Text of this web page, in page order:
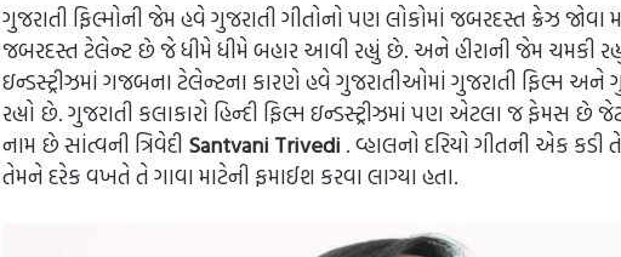
ગુજરાતી ફિલ્મોની જેમ હવે ગુજરાતી ગીતોનો પણ લોકોમાં જબરદસ્ત ક્રેઝ જોવા
જબરદસ્ત ટેલેન્ટ છે જે ધીમે ધીમે બહાર આવી રહ્યું છે. અને હીરાની જેમ ચમકી
ઇન્ડસ્ટ્રીઝમાં ગજબના ટેલેન્ટના કારણે હવે ગુજરાતીઓમાં ગુજરાતી ફિલ્મ અને
રહ્યો છે. ગુજરાતી કલાકારો હિન્દી ફિલ્મ ઇન્ડસ્ટ્રીઝમાં પણ એટલા જ ફેમસ છે
નામ છે સાંત્વની ત્રિવેદી Santvani Trivedi . વ્હાલનો દરિયો ગીતની એક
તેમને દરેક વખતે તે ગાવા માટેની ફમાઈશ કરવા લાગ્યા હતા.